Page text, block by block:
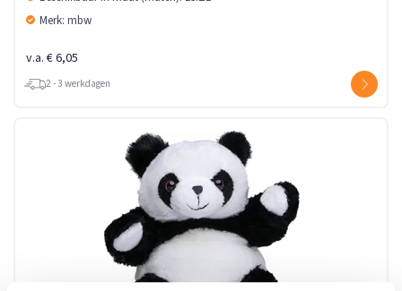
Merk: mbw
v.a. € 6,05
2 - 3 werkdagen